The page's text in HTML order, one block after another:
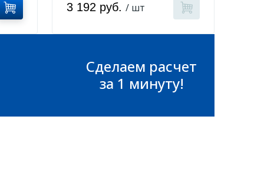
3 192 руб. / шт
Сделаем расчет
за 1 минуту!